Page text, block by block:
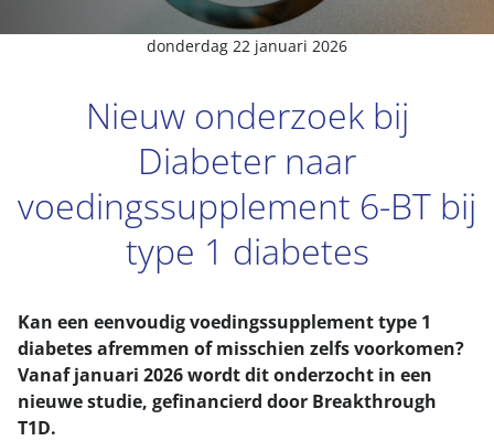
donderdag 22 januari 2026
Nieuw onderzoek bij
Diabeter naar
voedingssupplement 6-BT bij
type 1 diabetes
Kan een eenvoudig voedingssupplement type 1
diabetes afremmen of misschien zelfs voorkomen?
Vanaf januari 2026 wordt dit onderzocht in een
nieuwe studie, gefinancierd door Breakthrough
T1D.